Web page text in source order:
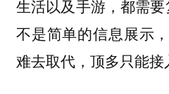
生活以及手游，都需
不是简单的信息展示
难去取代，顶多只能接